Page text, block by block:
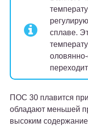
сплаве.
ПОС 30 плавится
обладают меньшей
высоким